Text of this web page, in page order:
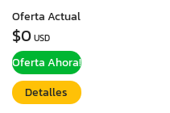
Oferta Actual
$0USD
Oferta Ahora!
Detalles